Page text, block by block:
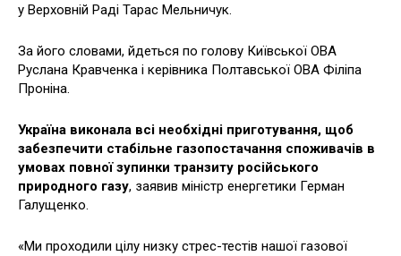
у Верховній Раді Тарас Мельничук.
За його словами, йдеться по голову Київської ОВА
Руслана Кравченка і керівника Полтавської ОВА Філіпа
Проніна.
Україна виконала всі необхідні приготування, щоб
забезпечити стабільне газопостачання споживачів в
умовах повної зупинки транзиту російського
природного газу, заявив міністр енергетики Герман
Галущенко.
«Ми проходили цілу низку стрес-тестів нашої газової